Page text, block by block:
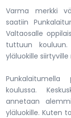
Varma merkki
saatiin
Valtaosalle
tuttuun
yläluokille
Punkalaitumella
koulussa.
annetaan
yläluokille. Kuten